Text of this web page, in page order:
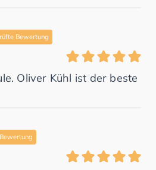
Bewertung
Oliver Kühl ist der beste